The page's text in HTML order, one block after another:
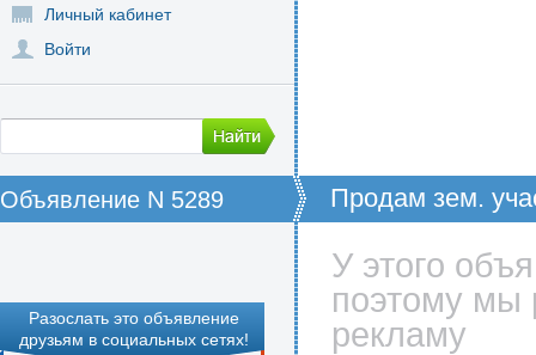
Личный кабинет
Войти
Объявление N 5289 Продам зем.
Разослать это объявление
друзьям в социальных сетях!
У этого
поэтому мы
рекламу